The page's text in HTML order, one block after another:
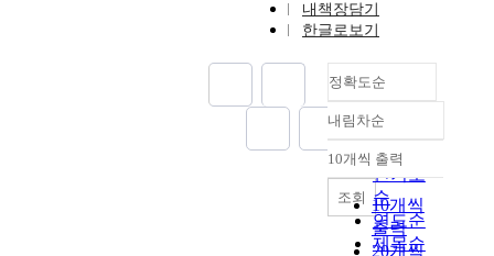
내책장담기
한글로보기
정확도순
정확도
순
인기도
순
연도순
제목순
내림차순
내림차순
10개씩 출력
10개씩
출력
20개씩
조회